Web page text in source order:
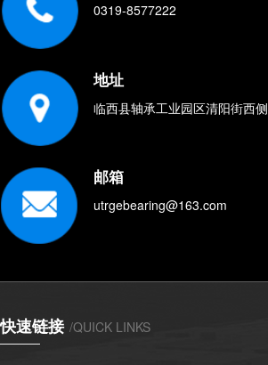
0319-8577222
地址
临西县轴承工业园区清阳街西侧
邮箱
utrgebearing@163.com
快速链接 /QUICK LINKS